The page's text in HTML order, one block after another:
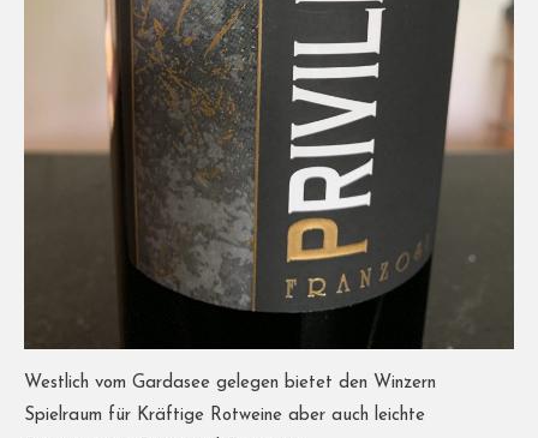
Westlich vom Gardasee gelegen bietet den Winzern
Spielraum für Kräftige Rotweine aber auch leichte